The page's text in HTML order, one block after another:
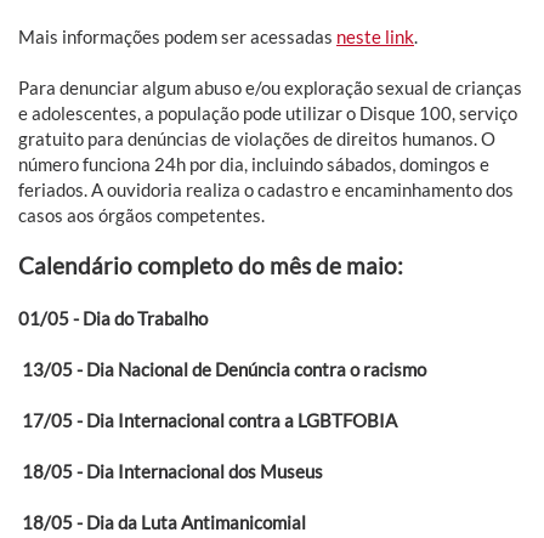
Mais informações podem ser acessadas neste link.
Para denunciar algum abuso e/ou exploração sexual de crianças
e adolescentes, a população pode utilizar o Disque 100, serviço
gratuito para denúncias de violações de direitos humanos. O
número funciona 24h por dia, incluindo sábados, domingos e
feriados. A ouvidoria realiza o cadastro e encaminhamento dos
casos aos órgãos competentes.
Calendário completo do mês de maio:
01/05 - Dia do Trabalho
13/05 - Dia Nacional de Denúncia contra o racismo
17/05 - Dia Internacional contra a LGBTFOBIA
18/05 - Dia Internacional dos Museus
18/05 - Dia da Luta Antimanicomial